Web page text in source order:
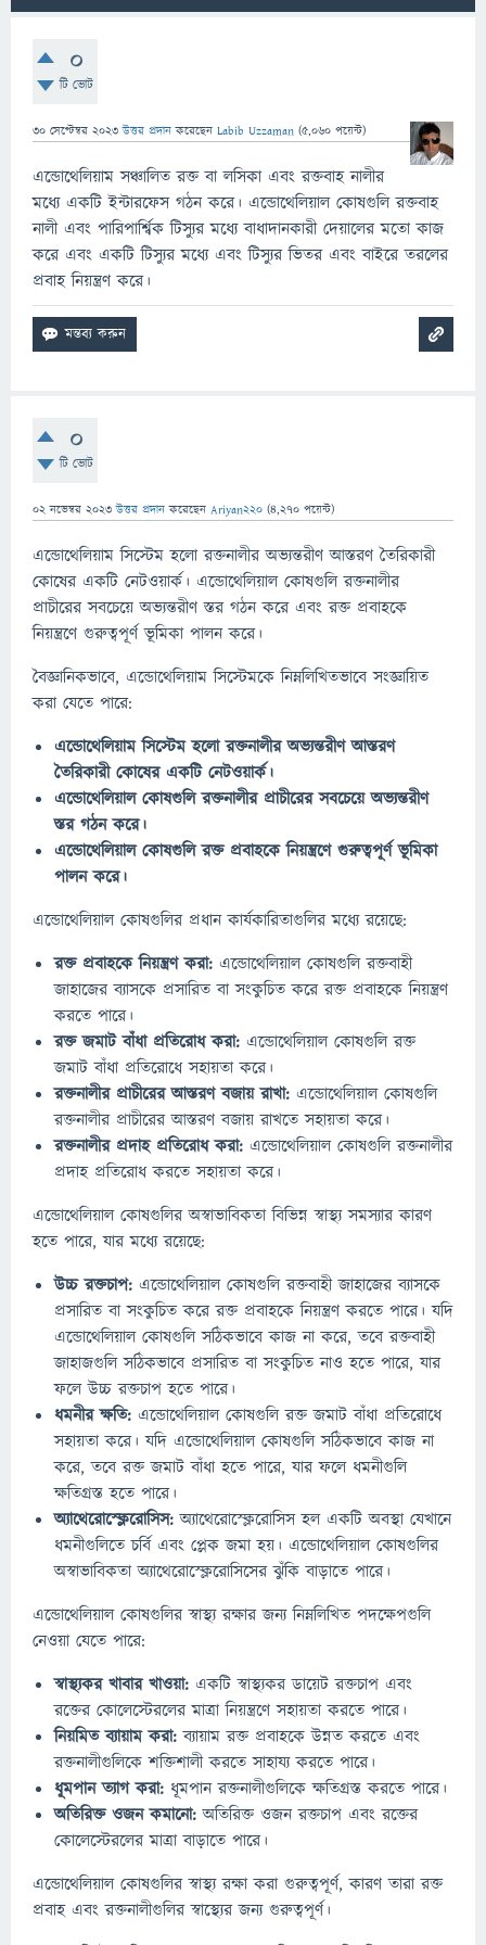
0
টি ভোট
30 সেপ্টেম্বর 2023 উত্তর প্রদান করেছেন Labib Uzzaman (5,060 পয়েন্ট)
এন্ডোথেলিয়াম সঞ্চালিত রক্ত বা লসিকা এবং রক্তবাহ নালীর
মধ্যে একটি ইন্টারফেস গঠন করে। এন্ডোথেলিয়াল কোষগুলি রক্তবাহ
নালী এবং পারিপার্শ্বিক টিস্যুর মধ্যে বাধাদানকারী দেয়ালের মতো কাজ
করে এবং একটি টিস্যুর মধ্যে এবং টিস্যুর ভিতর এবং বাইরে তরলের
প্রবাহ নিয়ন্ত্রণ করে।
0
টি ভোট
02 নভেম্বর 2023 উত্তর প্রদান করেছেন Ariyan220 (4,270 পয়েন্ট)
এন্ডোথেলিয়াম সিস্টেম হলো রক্তনালীর অভ্যন্তরীণ আস্তরণ তৈরিকারী
কোষের একটি নেটওয়ার্ক। এন্ডোথেলিয়াল কোষগুলি রক্তনালীর
প্রাচীরের সবচেয়ে অভ্যন্তরীণ স্তর গঠন করে এবং রক্ত প্রবাহকে
নিয়ন্ত্রণে গুরুত্বপূর্ণ ভূমিকা পালন করে।
বৈজ্ঞানিকভাবে, এন্ডোথেলিয়াম সিস্টেমকে নিম্নলিখিতভাবে সংজ্ঞায়িত
করা যেতে পারে:
এন্ডোথেলিয়াম সিস্টেম হলো রক্তনালীর অভ্যন্তরীণ আস্তরণ
তৈরিকারী কোষের একটি নেটওয়ার্ক।
এন্ডোথেলিয়াল কোষগুলি রক্তনালীর প্রাচীরের সবচেয়ে অভ্যন্তরীণ
স্তর গঠন করে।
এন্ডোথেলিয়াল কোষগুলি রক্ত প্রবাহকে নিয়ন্ত্রণে গুরুত্বপূর্ণ ভূমিকা
পালন করে।
এন্ডোথেলিয়াল কোষগুলির প্রধান কার্যকারিতাগুলির মধ্যে রয়েছে:
রক্ত প্রবাহকে নিয়ন্ত্রণ করা: এন্ডোথেলিয়াল কোষগুলি রক্তবাহী
জাহাজের ব্যাসকে প্রসারিত বা সংকুচিত করে রক্ত প্রবাহকে নিয়ন্ত্রণ
করতে পারে।
রক্ত জমাট বাঁধা প্রতিরোধ করা: এন্ডোথেলিয়াল কোষগুলি রক্ত
জমাট বাঁধা প্রতিরোধে সহায়তা করে।
রক্তনালীর প্রাচীরের আস্তরণ বজায় রাখা: এন্ডোথেলিয়াল কোষগুলি
রক্তনালীর প্রাচীরের আস্তরণ বজায় রাখতে সহায়তা করে।
রক্তনালীর প্রদাহ প্রতিরোধ করা: এন্ডোথেলিয়াল কোষগুলি রক্তনালীর
প্রদাহ প্রতিরোধ করতে সহায়তা করে।
এন্ডোথেলিয়াল কোষগুলির অস্বাভাবিকতা বিভিন্ন স্বাস্থ্য সমস্যার কারণ
হতে পারে, যার মধ্যে রয়েছে:
উচ্চ রক্তচাপ: এন্ডোথেলিয়াল কোষগুলি রক্তবাহী জাহাজের ব্যাসকে
প্রসারিত বা সংকুচিত করে রক্ত প্রবাহকে নিয়ন্ত্রণ করতে পারে। যদি
এন্ডোথেলিয়াল কোষগুলি সঠিকভাবে কাজ না করে, তবে রক্তবাহী
জাহাজগুলি সঠিকভাবে প্রসারিত বা সংকুচিত নাও হতে পারে, যার
ফলে উচ্চ রক্তচাপ হতে পারে।
ধমনীর ক্ষতি: এন্ডোথেলিয়াল কোষগুলি রক্ত জমাট বাঁধা প্রতিরোধে
সহায়তা করে। যদি এন্ডোথেলিয়াল কোষগুলি সঠিকভাবে কাজ না
করে, তবে রক্ত জমাট বাঁধা হতে পারে, যার ফলে ধমনীগুলি
ক্ষতিগ্রস্ত হতে পারে।
অ্যাথেরোস্ক্লেরোসিস: অ্যাথেরোস্ক্লেরোসিস হল একটি অবস্থা যেখানে
ধমনীগুলিতে চর্বি এবং প্লেক জমা হয়। এন্ডোথেলিয়াল কোষগুলির
অস্বাভাবিকতা অ্যাথেরোস্ক্লেরোসিসের ঝুঁকি বাড়াতে পারে।
এন্ডোথেলিয়াল কোষগুলির স্বাস্থ্য রক্ষার জন্য নিম্নলিখিত পদক্ষেপগুলি
নেওয়া যেতে পারে:
স্বাস্থ্যকর খাবার খাওয়া: একটি স্বাস্থ্যকর ডায়েট রক্তচাপ এবং
রক্তের কোলেস্টেরলের মাত্রা নিয়ন্ত্রণে সহায়তা করতে পারে।
নিয়মিত ব্যায়াম করা: ব্যায়াম রক্ত প্রবাহকে উন্নত করতে এবং
রক্তনালীগুলিকে শক্তিশালী করতে সাহায্য করতে পারে।
ধূমপান ত্যাগ করা: ধূমপান রক্তনালীগুলিকে ক্ষতিগ্রস্ত করতে পারে।
অতিরিক্ত ওজন কমানো: অতিরিক্ত ওজন রক্তচাপ এবং রক্তের
কোলেস্টেরলের মাত্রা বাড়াতে পারে।
এন্ডোথেলিয়াল কোষগুলির স্বাস্থ্য রক্ষা করা গুরুত্বপূর্ণ, কারণ তারা রক্ত
প্রবাহ এবং রক্তনালীগুলির স্বাস্থ্যের জন্য গুরুত্বপূর্ণ।